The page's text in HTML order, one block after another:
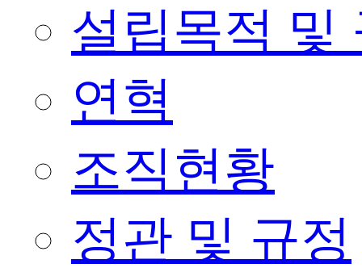
설립목적 및
연혁
조직현황
정관 및 규정